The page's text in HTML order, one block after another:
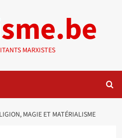
MARXISTES
MAGIE ET MATÉRIALISME